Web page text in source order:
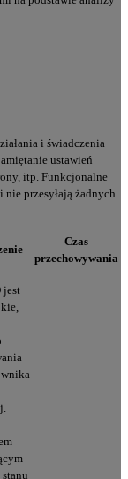
i świadczenia
ustawień
itp. Funkcjonalne
przesyłają żadnych
Czas
przechowywania
jest